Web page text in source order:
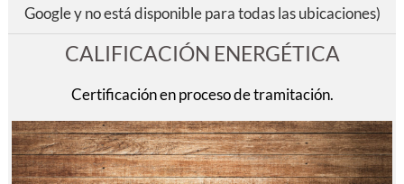
Google y no está disponible para todas las ubicaciones)
CALIFICACIÓN ENERGÉTICA
Certificación en proceso de tramitación.